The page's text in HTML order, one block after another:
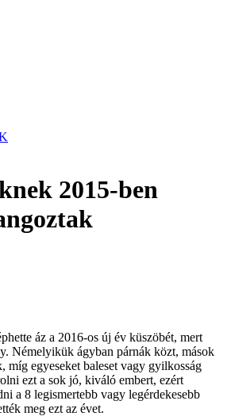
2015-ben
áz a 2016-os új év küszöbét, mert
Némelyikük ágyban párnák közt, mások
míg egyeseket baleset vagy gyilkosság
ezt a sok jó, kiváló embert, ezért
a 8 legismertebb vagy legérdekesebb
meg ezt az évet.